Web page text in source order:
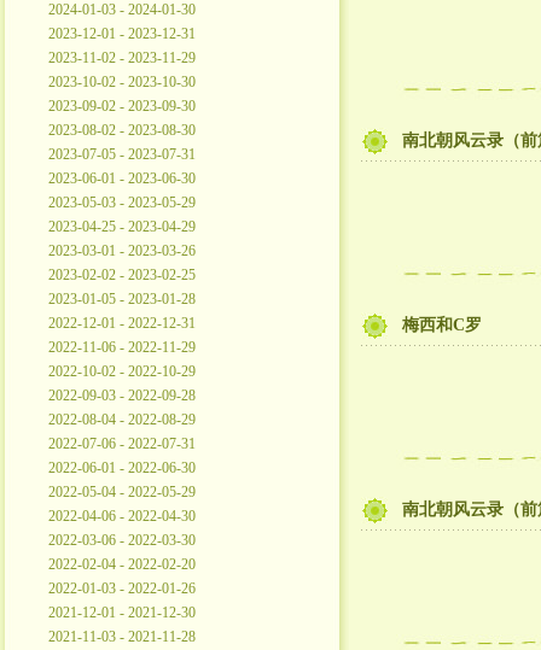
2024-01-03 - 2024-01-30
2023-12-01 - 2023-12-31
2023-11-02 - 2023-11-29
2023-10-02 - 2023-10-30
2023-09-02 - 2023-09-30
2023-08-02 - 2023-08-30
2023-07-05 - 2023-07-31
2023-06-01 - 2023-06-30
2023-05-03 - 2023-05-29
2023-04-25 - 2023-04-29
2023-03-01 - 2023-03-26
2023-02-02 - 2023-02-25
2023-01-05 - 2023-01-28
2022-12-01 - 2022-12-31
2022-11-06 - 2022-11-29
2022-10-02 - 2022-10-29
2022-09-03 - 2022-09-28
2022-08-04 - 2022-08-29
2022-07-06 - 2022-07-31
2022-06-01 - 2022-06-30
2022-05-04 - 2022-05-29
2022-04-06 - 2022-04-30
2022-03-06 - 2022-03-30
2022-02-04 - 2022-02-20
2022-01-03 - 2022-01-26
2021-12-01 - 2021-12-30
2021-11-03 - 2021-11-28
南北朝风云录（
梅西和C罗
南北朝风云录（